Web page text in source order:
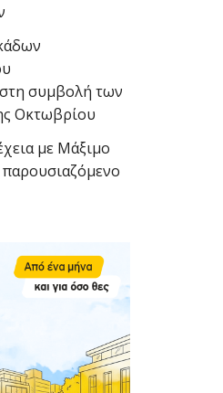
συμβολή των
Οκτωβρίου
με Μάξιμο